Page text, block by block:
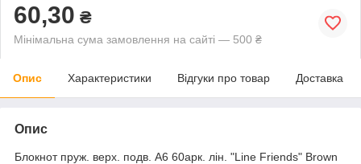
60,30 ₴
Мінімальна сума замовлення на сайті — 500 ₴
Опис Характеристики Відгуки про товар Доставка
Опис
Блокнот пруж. верх. подв. A6 60арк. лін. "Line Friends" Brown